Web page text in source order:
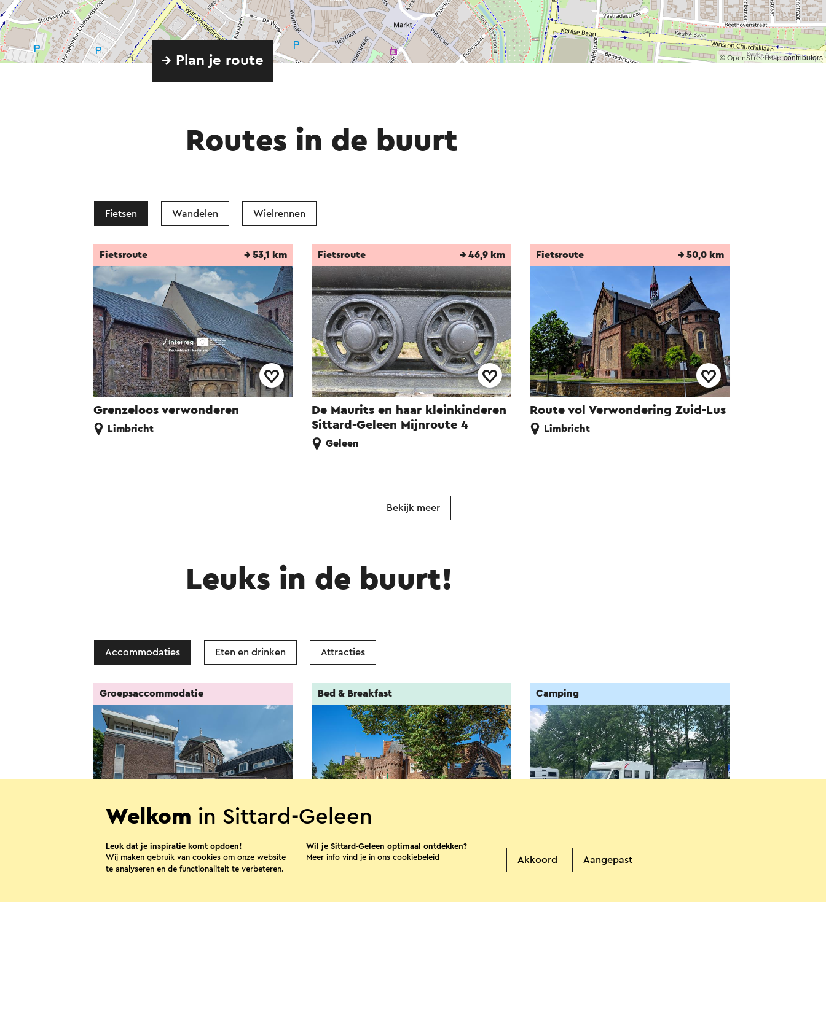
©OpenStreetMapcontributors
→ Plan je route
Routes in de buurt
Fietsen Wandelen Wielrennen
Grenzeloos verwonderen
Fietsroute → 53,1 km
Limbricht
De Maurits en haar kleinkinderen
Sittard-Geleen Mijnroute 4
Fietsroute → 46,9 km
Geleen
Route vol Verwondering Zuid-Lus
Fietsroute → 50,0 km
Limbricht
Bekijk meer
Leuks in de buurt!
Accommodaties Eten en drinken Attracties
Bezinningshuis Regina Carmeli
Groepsaccommodatie
Sittard
B&B Casa Mia Sittard
Bed & Breakfast
Camperplaats Sittard De Nieuwe
Hateboer
Camping
Welkom in Sittard-Geleen
Leuk dat je inspiratie komt opdoen!
Wij maken gebruik van cookies om onze website
te analyseren en de functionaliteit te verbeteren.
Wil je Sittard-Geleen optimaal ontdekken?
Meer info vind je in ons cookiebeleid Akkoord Aangepast